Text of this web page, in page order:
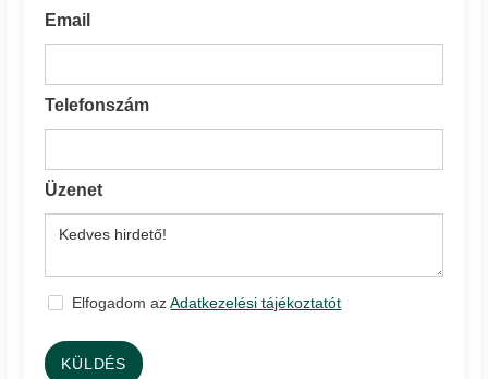
Email
Telefonszám
Üzenet
Elfogadom azAdatkezelési tájékoztatót
KÜLDÉS